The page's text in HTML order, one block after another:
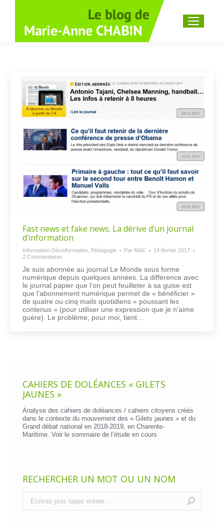
Recherche
Fast news et fake news. La dérive d’un journal
d’information
Information-Désinformation Pédagogie Par MAC
14 février 2017
2 Commentaires
Je suis abonnée au journal Le Monde sous forme
numérique depuis quelques années. La différence avec
le journal papier que l’on peut feuilleter à sa guise est
que l’abonnement numérique permet de « bénéficier »
de quatre ou cinq mails quotidiens « poussant les
contenus » (pour utiliser une expression que je n’aime
guère). Le problème, pour moi, tient…
CAHIERS DE DOLÉANCES « GILETS
JAUNES »
Analyse des cahiers de doléances / cahiers citoyens créés
dans le contexte du mouvement des « Gilets jaunes » et du
Grand débat national en 2018-2019, en Charente-
Maritime. Voir le sommaire de l’étude en cours
RECHERCHER UN MOT OU UN NOM